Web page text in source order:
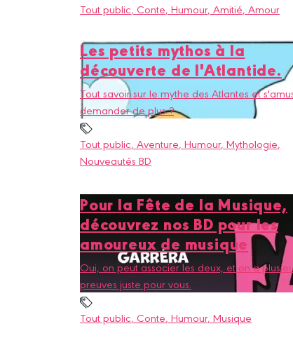
Tout public, Conte, Humour, Amitié, Amour
Les petits mythos à la
découverte de l'Atlantide.
Tout savoir sur le mythe des Atlantes et
demander de plus ?
Tout public, Aventure, Humour, Mythologie,
Nouveautés BD
Pour la Fête de la Musique,
découvrez nos BD pour les
amoureux de musique
Oui, on peut associer les deux, et on a
preuves juste pour vous.
Tout public, Conte, Humour, Musique